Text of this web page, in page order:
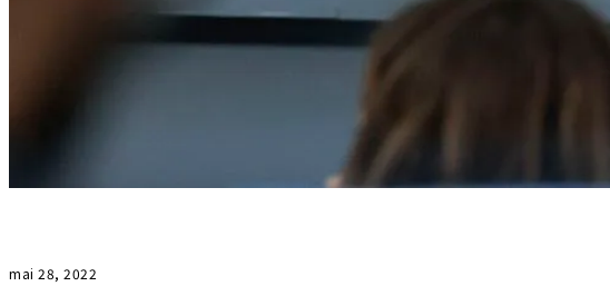
mai 28, 2022